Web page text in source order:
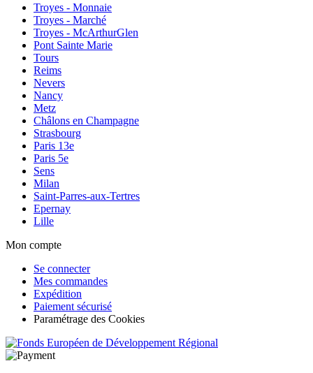
Troyes - Monnaie
Troyes - Marché
Troyes - McArthurGlen
Pont Sainte Marie
Tours
Reims
Nevers
Nancy
Metz
Châlons en Champagne
Strasbourg
Paris 13e
Paris 5e
Sens
Milan
Saint-Parres-aux-Tertres
Epernay
Lille
Mon compte
Se connecter
Mes commandes
Expédition
Paiement sécurisé
Paramétrage des Cookies